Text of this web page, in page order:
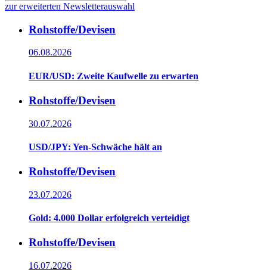
zur erweiterten Newsletterauswahl
Rohstoffe/Devisen
06.08.2026
EUR/USD: Zweite Kaufwelle zu erwarten
Rohstoffe/Devisen
30.07.2026
USD/JPY: Yen-Schwäche hält an
Rohstoffe/Devisen
23.07.2026
Gold: 4.000 Dollar erfolgreich verteidigt
Rohstoffe/Devisen
16.07.2026